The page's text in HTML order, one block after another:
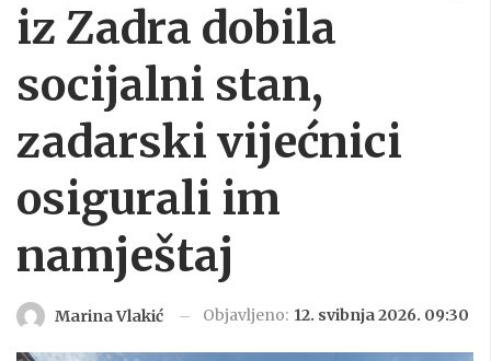
iz Zadra dobila
socijalni stan,
zadarski vijećnici
osigurali im
namještaj
Marina Vlakić Objavljeno: 12. svibnja 2026. 09:30